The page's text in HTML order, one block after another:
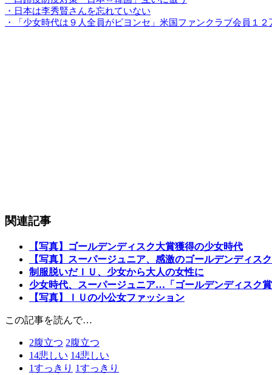
・日本は李秀賢さんを忘れていない
・「少女時代は９人全員がビヨンセ」米国ファンクラブ会員１２
関連記事
【写真】ゴールデンディスク大賞獲得の少女時代
【写真】スーパージュニア、感激のゴールデンディス
制服脱いだＩＵ、少女から大人の女性に
少女時代、スーパージュニア…「ゴールデンディスク
【写真】ＩＵの小公女ファッション
この記事を読んで…
2腹立つ 2腹立つ
14悲しい 14悲しい
1すっきり 1すっきり